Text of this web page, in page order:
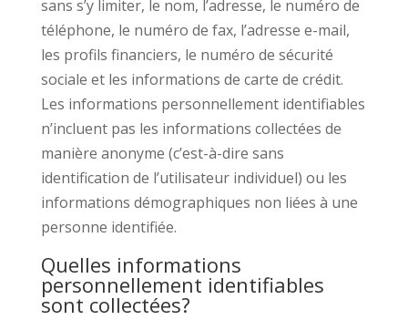
sans s’y limiter, le nom, l’adresse, le numéro de
téléphone, le numéro de fax, l’adresse e-mail,
les profils financiers, le numéro de sécurité
sociale et les informations de carte de crédit.
Les informations personnellement identifiables
n’incluent pas les informations collectées de
manière anonyme (c’est-à-dire sans
identification de l’utilisateur individuel) ou les
informations démographiques non liées à une
personne identifiée.
Quelles informations
personnellement identifiables
sont collectées?